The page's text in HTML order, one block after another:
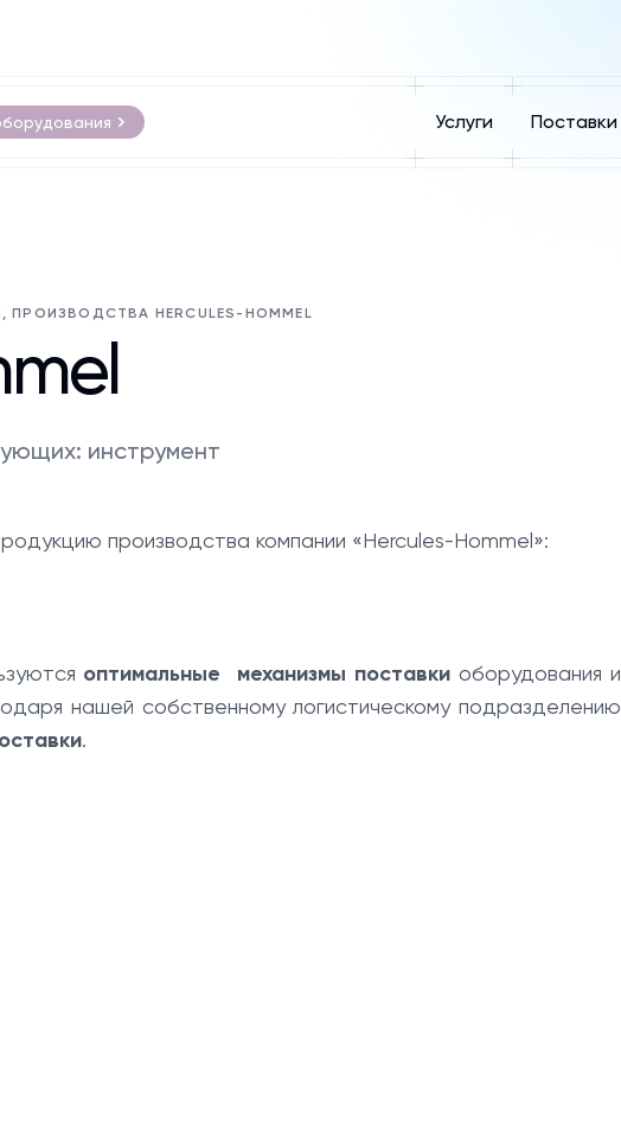
Услуги Поставки
HERCULES-HOMMEL
инструмент
производства компании «Hercules-Hommel»:
оптимальные механизмы поставки оборудования и
нашей собственному логистическому подразделению
.